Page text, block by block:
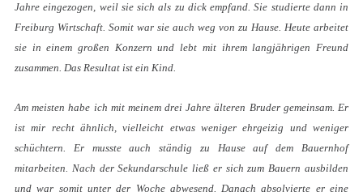
Jahre eingezogen, weil sie sich als zu dick empfand. Sie studierte dann in
Freiburg Wirtschaft. Somit war sie auch weg von zu Hause. Heute arbeitet
sie in einem großen Konzern und lebt mit ihrem langjährigen Freund
zusammen. Das Resultat ist ein Kind.
Am meisten habe ich mit meinem drei Jahre älteren Bruder gemeinsam. Er
ist mir recht ähnlich, vielleicht etwas weniger ehrgeizig und weniger
schüchtern. Er musste auch ständig zu Hause auf dem Bauernhof
mitarbeiten. Nach der Sekundarschule ließ er sich zum Bauern ausbilden
und war somit unter der Woche abwesend. Danach absolvierte er eine